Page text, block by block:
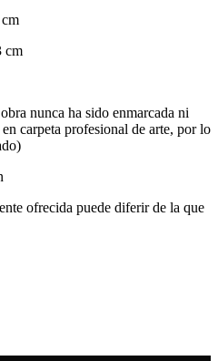
cm
nunca ha sido enmarcada ni
carpeta profesional de arte, por lo
ofrecida puede diferir de la que